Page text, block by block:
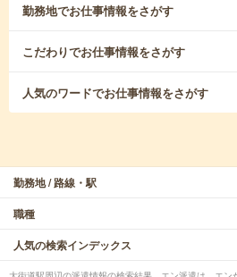
勤務地でお仕事情報をさがす
こだわりでお仕事情報をさがす
人気のワードでお仕事情報をさがす
勤務地 / 路線・駅
職種
人気の検索インデックス